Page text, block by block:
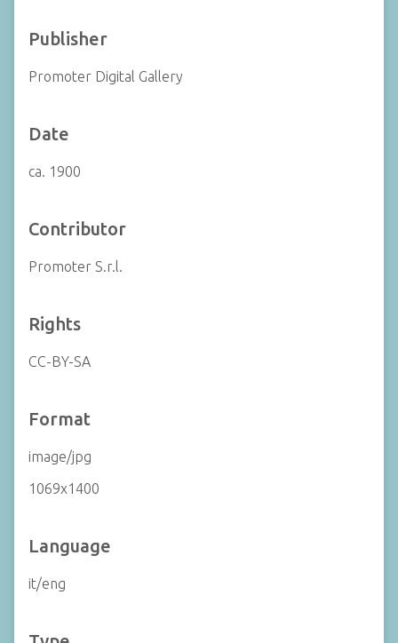
Publisher
Promoter Digital Gallery
Date
ca. 1900
Contributor
Promoter S.r.l.
Rights
CC-BY-SA
Format
image/jpg
1069x1400
Language
it/eng